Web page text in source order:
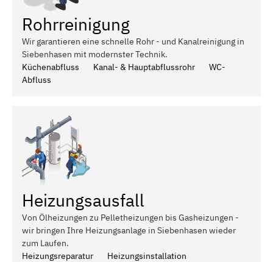
Rohrreinigung
Wir garantieren eine schnelle Rohr - und Kanalreinigung in
Siebenhasen mit modernster Technik.
Küchenabfluss
Kanal- & Hauptabflussrohr
WC-
Abfluss
Heizungsausfall
Von Ölheizungen zu Pelletheizungen bis Gasheizungen -
wir bringen Ihre Heizungsanlage in Siebenhasen wieder
zum Laufen.
Heizungsreparatur
Heizungsinstallation